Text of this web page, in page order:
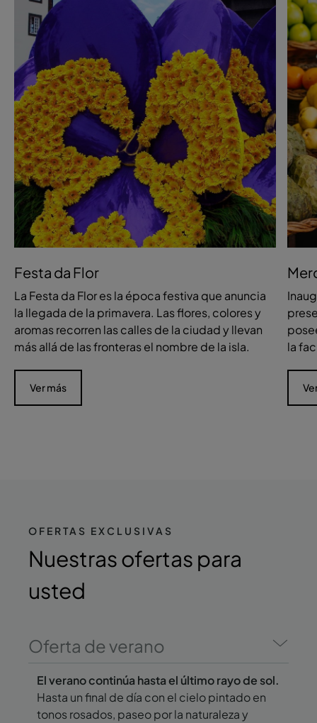
Festa da Flor
La Festa da Flor es la época festiva que anuncia
la llegada de la primavera. Las flores, colores y
aromas recorren las calles de la ciudad y llevan
más allá de las fronteras el nombre de la isla.
Ver más
la
OFERTAS EXCLUSIVAS
Nuestras ofertas para
usted
Oferta de verano
El verano continúa hasta el último rayo de sol.
Hasta un final de día con el cielo pintado en
tonos rosados, paseo por la naturaleza y